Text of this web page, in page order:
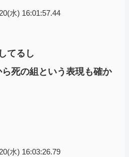
水) 16:01:57.44
てるし
死の組という表現も確か
水) 16:03:26.79